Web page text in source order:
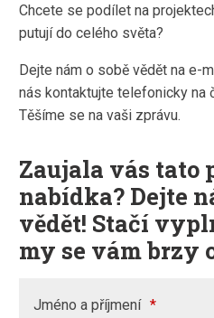
Chcete se podílet na
putují do celého světa?
Dejte nám o sobě vědět na e-
nás kontaktujte telefonicky na
Těšíme se na vaši zprávu.
Zaujala vás tato
nabídka? Dejte
vědět! Stačí
my se vám brzy
Jméno a příjmení *